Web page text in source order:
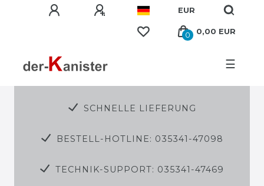
EUR
0 0,00 EUR
☰
SCHNELLE LIEFERUNG
BESTELL-HOTLINE: 035341-47098
TECHNIK-SUPPORT: 035341-47469